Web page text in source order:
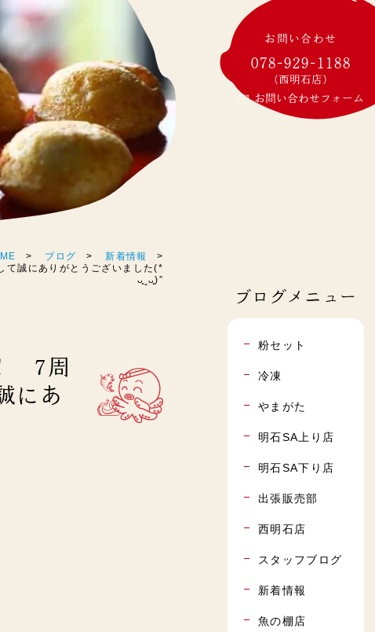
ブログ
新着情報
て誠にありがとうございました(*
ᴗ͈ˬᴗ͈)”
7周
にあ
お問い合わせ
078-929-1188
(西明石店)
お問い合わせフォーム
ブログメニュー
粉セット
冷凍
やまがた
明石SA上り店
明石SA下り店
出張販売部
西明石店
スタッフブログ
新着情報
魚の棚店